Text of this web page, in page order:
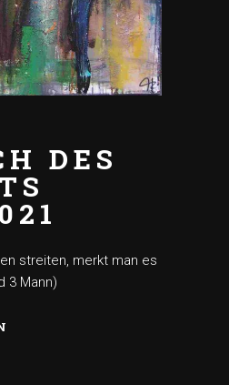
DES
streiten, merkt man es
3 Mann)